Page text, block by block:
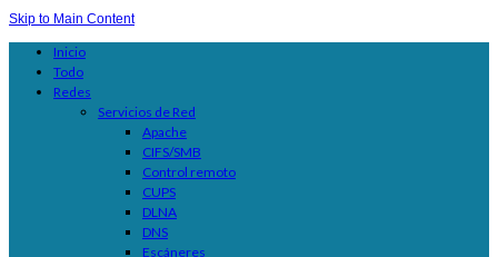
Skip to Main Content
Inicio
Todo
Redes
Servicios de Red
Apache
CIFS/SMB
Control remoto
CUPS
DLNA
DNS
Escáneres